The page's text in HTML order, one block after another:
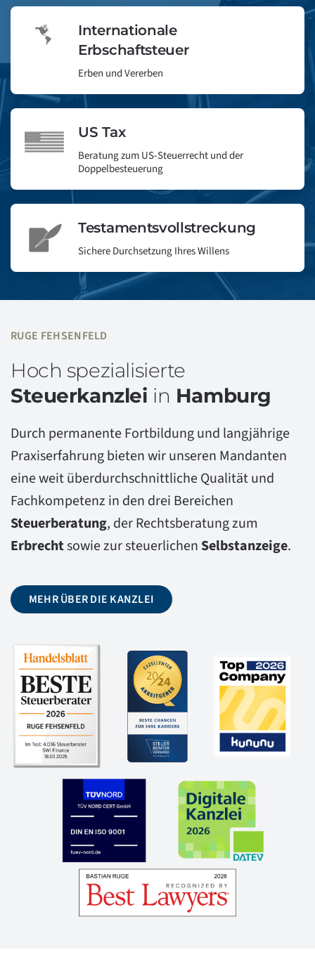
Internationale
Erbschaftsteuer
Erben und Vererben
US Tax
Beratung zum US-Steuerrecht und der
Doppelbesteuerung
Testamentsvollstreckung
Sichere Durchsetzung Ihres Willens
RUGE FEHSENFELD
Hoch spezialisierte
Steuerkanzlei in Hamburg
Durch permanente Fortbildung und langjährige
Praxiserfahrung bieten wir unseren Mandanten
eine weit überdurchschnittliche Qualität und
Fachkompetenz in den drei Bereichen
Steuerberatung, der Rechtsberatung zum
Erbrechtsowie zur steuerlichen Selbstanzeige.
MEHR ÜBER DIE KANZLEI